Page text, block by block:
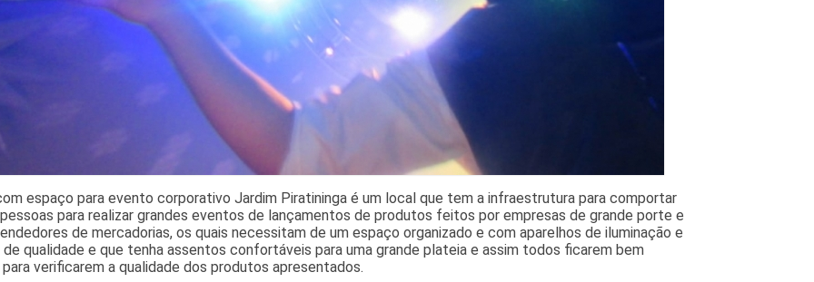
espaço para evento corporativo Jardim Piratininga é um local que tem a infraestrutura para comportar
para realizar grandes eventos de lançamentos de produtos feitos por empresas de grande porte e
de mercadorias, os quais necessitam de um espaço organizado e com aparelhos de iluminação e
de qualidade e que tenha assentos confortáveis para uma grande plateia e assim todos ficarem bem
verificarem a qualidade dos produtos apresentados.